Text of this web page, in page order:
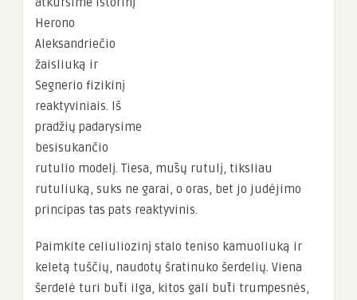
Herono
Aleksandriečio
žaisliuką ir
Segnerio fizikinį
reaktyviniais. Iš
pradžių padarysime
besisukančio
rutulio modelį. Tiesa, mūsų rutulį, tiksliau
rutuliuką, suks ne garai, o oras, bet jo judėjimo
principas tas pats reaktyvinis.
Paimkite celiuliozinį stalo teniso kamuoliuką ir
keletą tuščių, naudotų šratinuko šerdelių. Viena
šerdelė turi būti ilga, kitos gali būti trumpesnės,